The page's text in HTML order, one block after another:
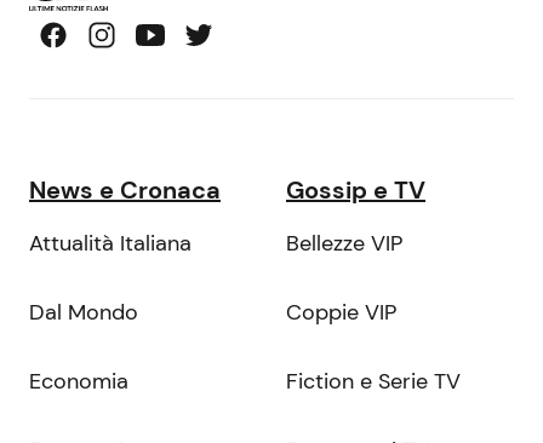
News e Cronaca
Attualità Italiana
Dal Mondo
Economia
Gossip e TV
Bellezze VIP
Coppie VIP
Fiction e Serie TV